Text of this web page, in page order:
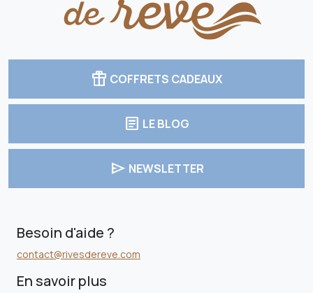
featured_seasonal_and_gifts COFFRETS CADEAUX
article LE BLOG
send NEWSLETTER
Besoin d'aide ?
contact@rivesdereve.com
En savoir plus